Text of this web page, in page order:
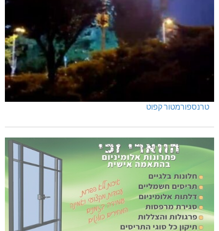
טרנספורמטור קפוט